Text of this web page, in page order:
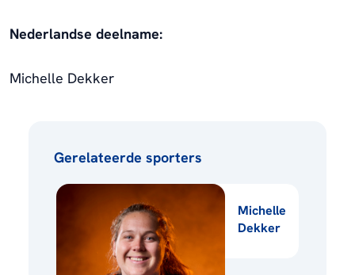
Nederlandse deelname:
Michelle Dekker
Gerelateerde sporters
Michelle
Dekker